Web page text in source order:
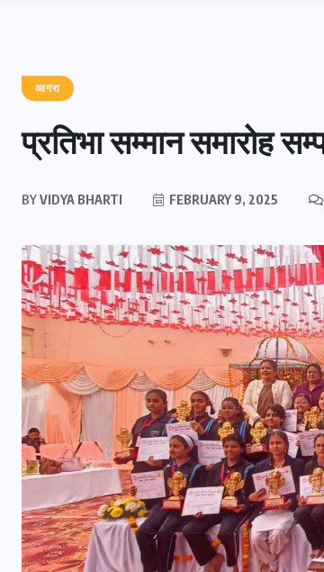
आगरा
प्रतिभा सम्मान समारोह
BYVIDYA BHARTI FEBRUARY 9, 2025